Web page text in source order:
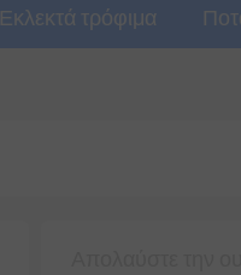
Εκλεκτά τρόφιμα